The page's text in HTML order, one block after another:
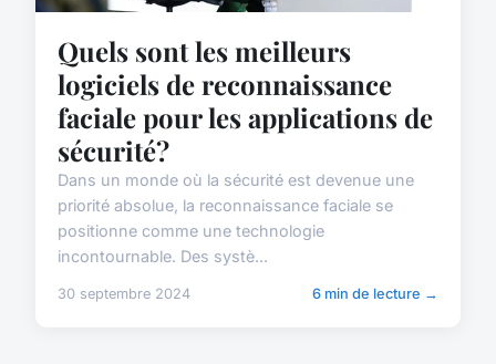
Quels sont les meilleurs
logiciels de reconnaissance
faciale pour les applications de
sécurité?
Dans un monde où la sécurité est devenue une
priorité absolue, la reconnaissance faciale se
positionne comme une technologie
incontournable. Des systè...
30 septembre 2024 6 min de lecture →